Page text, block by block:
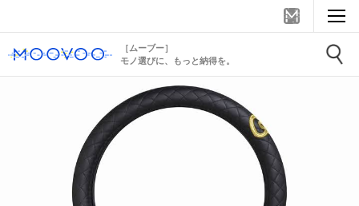
［ムーブー］
モノ選びに、もっと納得を。